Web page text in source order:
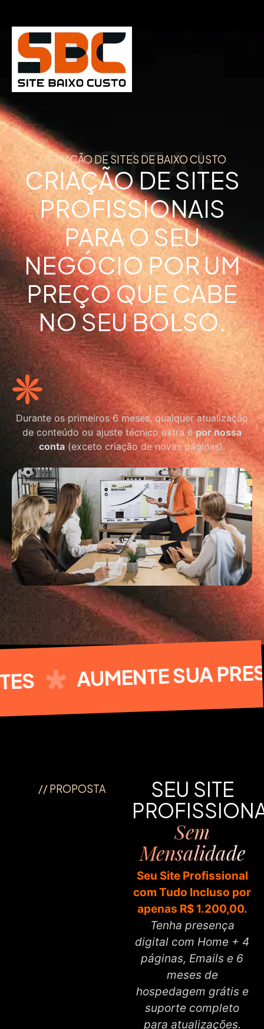
DIGITAL
//CRIAÇÃO DE SITES DE BAIXO CUSTO
CRIAÇÃO DE SITES
PROFISSIONAIS
PARA O SEU
NEGÓCIO POR UM
PREÇO QUE CABE
NO SEU BOLSO.
Durante os primeiros 6 meses, qualquer atualização
de conteúdo ou ajuste técnico extra é por nossa
conta (exceto criação de novas páginas).
AUMENTE SUA
// PROPOSTA
Seu Site Profissional
com Tudo Incluso por
apenas R$ 1.200,00.
Tenha presença
digital com Home + 4
páginas, Emails e 6
meses de
hospedagem grátis e
suporte completo
para atualizações.
SEU SITE
Sem
Mensalidade